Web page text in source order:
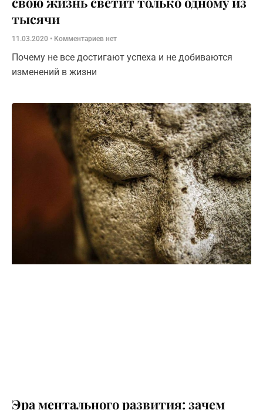
тысячи
11.03.2020 Комментариев нет
Почему не все достигают успеха и не добиваются
изменений в жизни
Эра ментального развития: зачем